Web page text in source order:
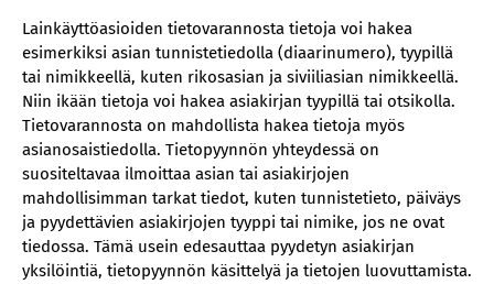
‍Lainkäyttöasioiden tietovarannosta tietoja voi hakea
esimerkiksi asian tunnistetiedolla (diaarinumero), tyypillä
tai nimikkeellä, kuten rikosasian ja siviiliasian nimikkeellä.
Niin ikään tietoja voi hakea asiakirjan tyypillä tai otsikolla.
Tietovarannosta on mahdollista hakea tietoja myös
asianosaistiedolla. Tietopyynnön yhteydessä on
suositeltavaa ilmoittaa asian tai asiakirjojen
mahdollisimman tarkat tiedot, kuten tunnistetieto, päiväys
ja pyydettävien asiakirjojen tyyppi tai nimike, jos ne ovat
tiedossa. Tämä usein edesauttaa pyydetyn asiakirjan
yksilöintiä, tietopyynnön käsittelyä ja tietojen luovuttamista.